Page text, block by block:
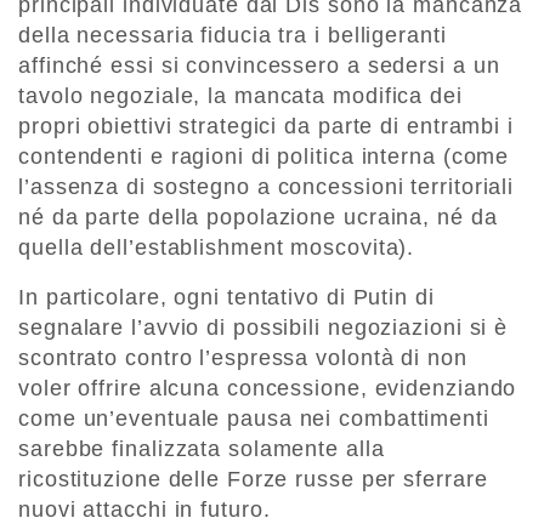
principali individuate dal Dis sono la mancanza
della necessaria fiducia tra i belligeranti
affinché essi si convincessero a sedersi a un
tavolo negoziale, la mancata modifica dei
propri obiettivi strategici da parte di entrambi i
contendenti e ragioni di politica interna (come
l’assenza di sostegno a concessioni territoriali
né da parte della popolazione ucraina, né da
quella dell’establishment moscovita).
In particolare, ogni tentativo di Putin di
segnalare l’avvio di possibili negoziazioni si è
scontrato contro l’espressa volontà di non
voler offrire alcuna concessione, evidenziando
come un’eventuale pausa nei combattimenti
sarebbe finalizzata solamente alla
ricostituzione delle Forze russe per sferrare
nuovi attacchi in futuro.